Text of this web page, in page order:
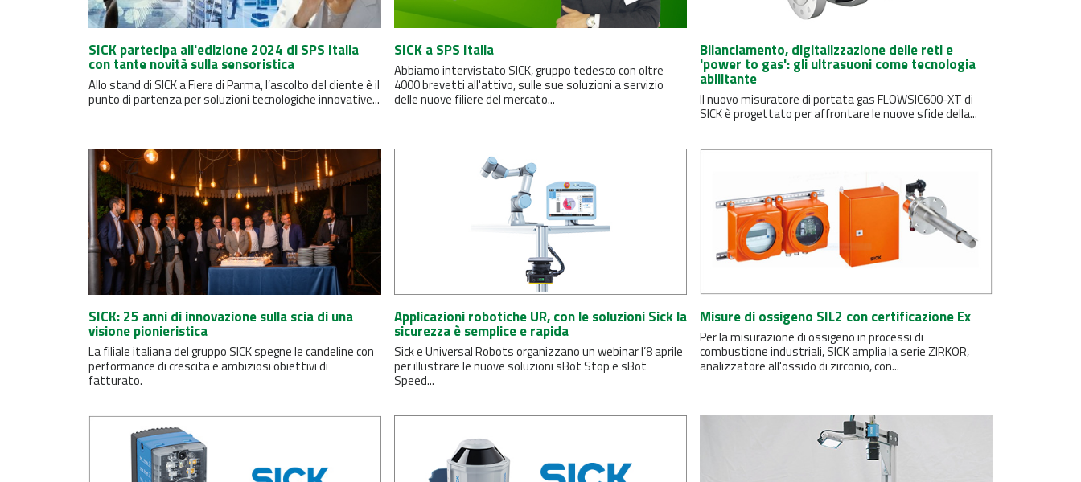
SICK partecipa all'edizione 2024 di SPS Italia
con tante novità sulla sensoristica
Allo stand di SICK a Fiere di Parma, l’ascolto del cliente è il
punto di partenza per soluzioni tecnologiche innovative...
SICK a SPS Italia
Abbiamo intervistato SICK, gruppo tedesco con oltre
4000 brevetti all'attivo, sulle sue soluzioni a servizio
delle nuove filiere del mercato...
Bilanciamento, digitalizzazione delle reti e
'power to gas': gli ultrasuoni come tecnologia
abilitante
Il nuovo misuratore di portata gas FLOWSIC600-XT di
SICK è progettato per affrontare le nuove sfide della...
SICK: 25 anni di innovazione sulla scia di una
visione pionieristica
La filiale italiana del gruppo SICK spegne le candeline con
performance di crescita e ambiziosi obiettivi di
fatturato.
Applicazioni robotiche UR, con le soluzioni Sick la
sicurezza è semplice e rapida
Sick e Universal Robots organizzano un webinar l’8 aprile
per illustrare le nuove soluzioni sBot Stop e sBot
Speed...
Misure di ossigeno SIL2 con certificazione Ex
Per la misurazione di ossigeno in processi di
combustione industriali, SICK amplia la serie ZIRKOR,
analizzatore all'ossido di zirconio, con...